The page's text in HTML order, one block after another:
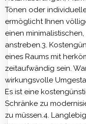
Tönen oder
ermöglicht Ihnen
einen
anstreben.3.
eines Raums mit
zeitaufwändig sein.
wirkungsvolle
Es ist eine
Schränke zu
zu müssen.4.